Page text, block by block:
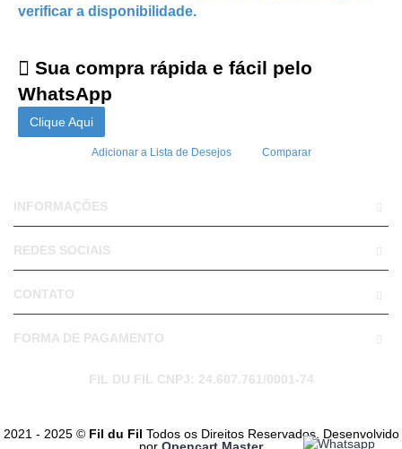
verificar a disponibilidade.
Sua compra rápida e fácil pelo
WhatsApp
Clique Aqui
Adicionar a Lista de Desejos Comparar
INFORMAÇÕES
REDES SOCIAIS
CONTATO
FORMA DE PAGAMENTO
FIL DU FIL CNPJ: 24.607.761/0001-74
2021 - 2025 © Fil du Fil Todos os Direitos Reservados. Desenvolvido